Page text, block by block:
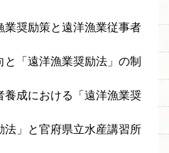
奨励策と遠洋漁業従事者
「遠洋漁業奨励法」の制
成における「遠洋漁業奨
」と官府県立水産講習所